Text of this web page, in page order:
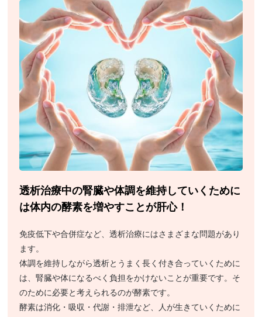
透析治療中の腎臓や体調を維持していくために
は体内の酵素を増やすことが肝心！
免疫低下や合併症など、透析治療にはさまざまな問題があり
ます。
体調を維持しながら透析とうまく長く付き合っていくために
は、腎臓や体になるべく負担をかけないことが重要です。そ
のために必要と考えられるのが酵素です。
酵素は消化・吸収・代謝・排泄など、人が生きていくために